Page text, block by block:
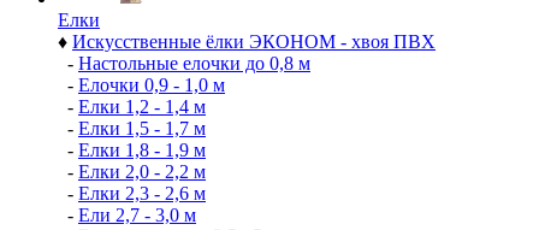
Елки
♦ Искусственные ёлки ЭКОНОМ - хвоя ПВХ
- Настольные елочки до 0,8 м
- Елочки 0,9 - 1,0 м
- Елки 1,2 - 1,4 м
- Елки 1,5 - 1,7 м
- Елки 1,8 - 1,9 м
- Елки 2,0 - 2,2 м
- Елки 2,3 - 2,6 м
- Ели 2,7 - 3,0 м